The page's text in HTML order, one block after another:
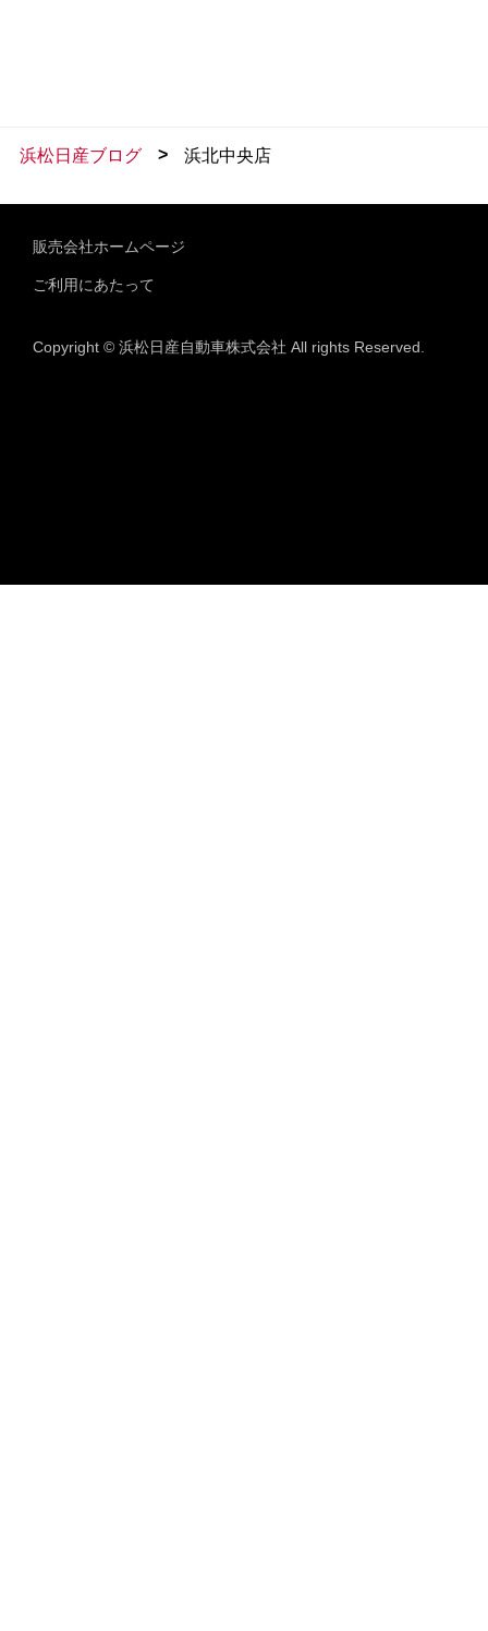
浜松日産ブログ > 浜北中央店
販売会社ホームページ
ご利用にあたって
Copyright © 浜松日産自動車株式会社 All rights Reserved.